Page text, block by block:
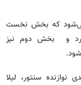
برگزار می‌شود که بخش نخست
و بخش دوم نیز
شود.
نوازنده سنتور، لیلا